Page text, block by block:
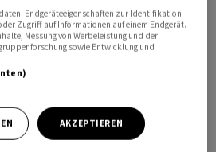
es sich zum Beispiel um
bodengestützte Systeme
direkt an der
vermutlich nicht
Endgeräteeigenschaften zur Identifikation
Zugriff auf Informationen auf einem Endgerät.
Messung von Werbeleistung und der
sowie Entwicklung und
AKZEPTIEREN